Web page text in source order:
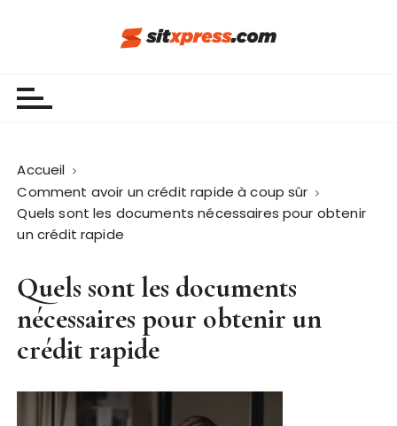
Accueil
Comment avoir un crédit rapide à coup sûr
Quels sont les documents nécessaires pour obtenir
un crédit rapide
Quels sont les documents
nécessaires pour obtenir un
crédit rapide